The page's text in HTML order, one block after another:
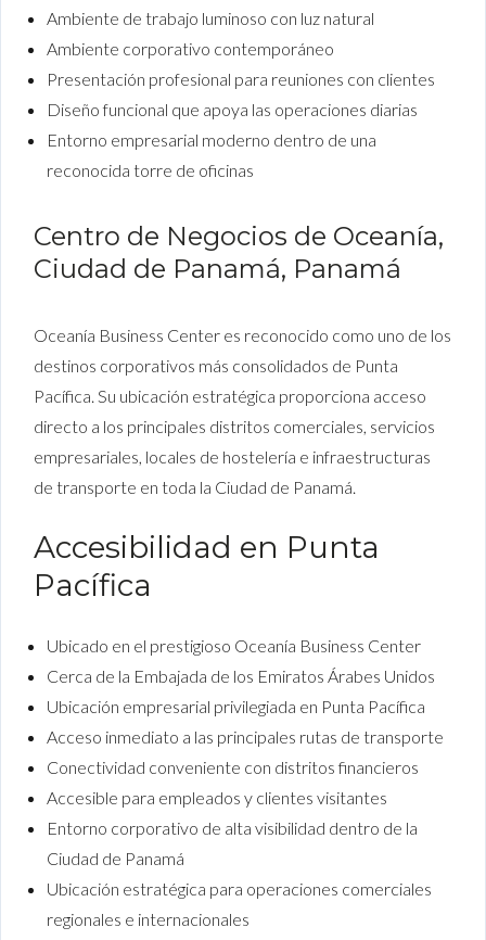
Ambiente de trabajo luminoso con luz natural
Ambiente corporativo contemporáneo
Presentación profesional para reuniones con clientes
Diseño funcional que apoya las operaciones diarias
Entorno empresarial moderno dentro de una
reconocida torre de oficinas
Centro de Negocios de Oceanía,
Ciudad de Panamá, Panamá
Oceanía Business Center es reconocido como uno de los
destinos corporativos más consolidados de Punta
Pacífica. Su ubicación estratégica proporciona acceso
directo a los principales distritos comerciales, servicios
empresariales, locales de hostelería e infraestructuras
de transporte en toda la Ciudad de Panamá.
Accesibilidad en Punta
Pacífica
Ubicado en el prestigioso Oceanía Business Center
Cerca de la Embajada de los Emiratos Árabes Unidos
Ubicación empresarial privilegiada en Punta Pacífica
Acceso inmediato a las principales rutas de transporte
Conectividad conveniente con distritos financieros
Accesible para empleados y clientes visitantes
Entorno corporativo de alta visibilidad dentro de la
Ciudad de Panamá
Ubicación estratégica para operaciones comerciales
regionales e internacionales